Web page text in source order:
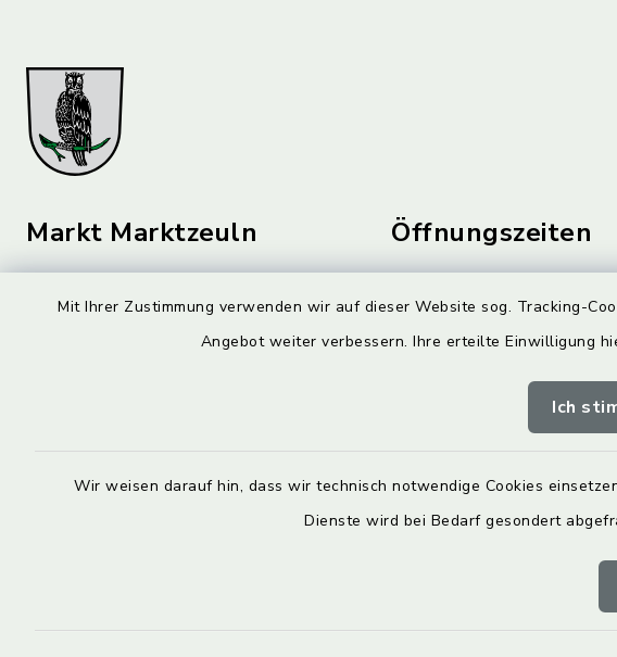
Mit Ihrer Zustimmung verwenden wir auf dieser Website sog. Tracking-
Angebot weiter verbessern. Ihre erteilte Einwilligung
Ich
Wir weisen darauf hin, dass wir technisch notwendige Cookies
Dienste wird bei Bedarf gesondert
Markt Marktzeuln
96275 Marktzeuln
Öffnungszeiten
08:00-12:00 Uhr
Wir stehen auch außerhalb
allgemeinen
Verfügung.
persönlichen